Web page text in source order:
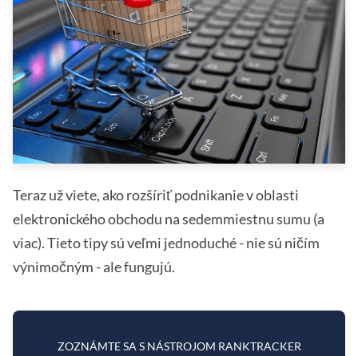
Teraz už viete, ako rozšíriť podnikanie v oblasti
elektronického obchodu na sedemmiestnu sumu (a
viac). Tieto tipy sú veľmi jednoduché - nie sú ničím
výnimočným - ale fungujú.
ZOZNÁMTE SA S NÁSTROJOM RANKTRACKER